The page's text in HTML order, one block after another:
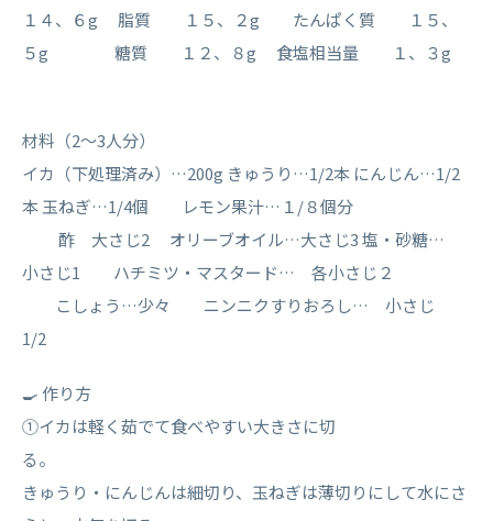
１４、６g 脂質 １５、２g たんぱく質 １５、
５g 糖質 １２、８g 食塩相当量 １、３g
材料（2〜3人分）
イカ（下処理済み）…200g きゅうり…1/2本 にんじん…1/2
本 玉ねぎ…1/4個 レモン果汁…１/８個分
酢 大さじ2 オリーブオイル…大さじ3 塩・砂糖…
小さじ1 ハチミツ・マスタード… 各小さじ２
こしょう…少々 ニンニクすりおろし… 小さじ
1/2
🍳 作り方
①イカは軽く茹でて食べやすい大きさに切
る
きゅうり・にんじんは細切り、玉ねぎは薄切りにして水にさ